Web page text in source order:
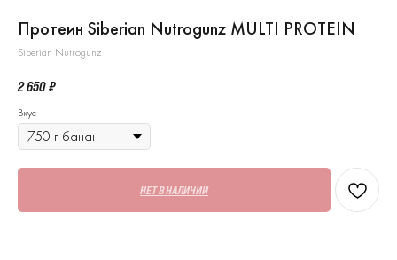
Протеин Siberian Nutrogunz MULTI PROTEIN
Siberian Nutrogunz
2 650 ₽
Вкус
НЕТ В НАЛИЧИИ